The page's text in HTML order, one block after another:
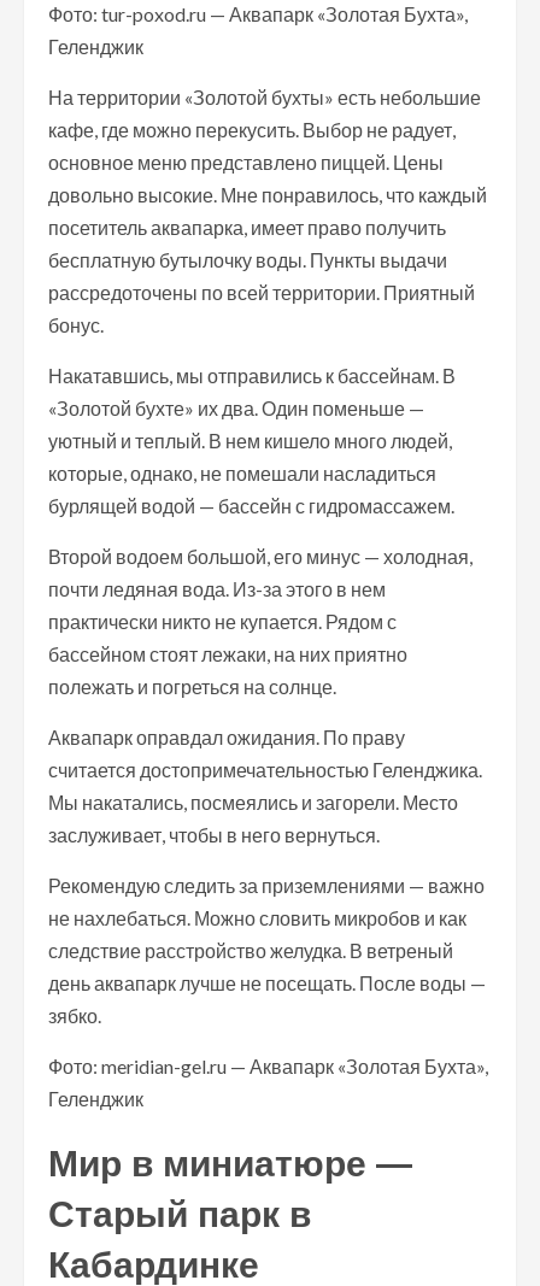
Фото: tur-poxod.ru — Аквапарк «Золотая Бухта»,
Геленджик
На территории «Золотой бухты» есть небольшие
кафе, где можно перекусить. Выбор не радует,
основное меню представлено пиццей. Цены
довольно высокие. Мне понравилось, что каждый
посетитель аквапарка, имеет право получить
бесплатную бутылочку воды. Пункты выдачи
рассредоточены по всей территории. Приятный
бонус.
Накатавшись, мы отправились к бассейнам. В
«Золотой бухте» их два. Один поменьше —
уютный и теплый. В нем кишело много людей,
которые, однако, не помешали насладиться
бурлящей водой — бассейн с гидромассажем.
Второй водоем большой, его минус — холодная,
почти ледяная вода. Из-за этого в нем
практически никто не купается. Рядом с
бассейном стоят лежаки, на них приятно
полежать и погреться на солнце.
Аквапарк оправдал ожидания. По праву
считается достопримечательностью Геленджика.
Мы накатались, посмеялись и загорели. Место
заслуживает, чтобы в него вернуться.
Рекомендую следить за приземлениями — важно
не нахлебаться. Можно словить микробов и как
следствие расстройство желудка. В ветреный
день аквапарк лучше не посещать. После воды —
зябко.
Фото: meridian-gel.ru — Аквапарк «Золотая Бухта»,
Геленджик
Мир в миниатюре —
Старый парк в
Кабардинке